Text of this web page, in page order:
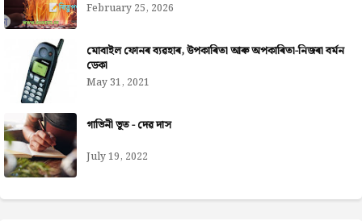
February 25, 2026
মোবাইল ফোনৰ ব্যৱহাৰ, উপকাৰিতা আৰু অপকাৰিতা-নিজৰা বৰ্মন
ডেকা
May 31, 2021
গাভিনী ভূত - দেৱ দাস
July 19, 2022